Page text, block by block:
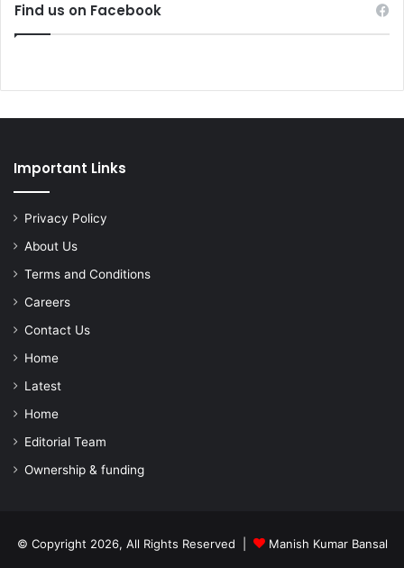
Find us on Facebook
Important Links
Privacy Policy
About Us
Terms and Conditions
Careers
Contact Us
Home
Latest
Home
Editorial Team
Ownership & funding
© Copyright 2026, All Rights Reserved | Manish Kumar Bansal